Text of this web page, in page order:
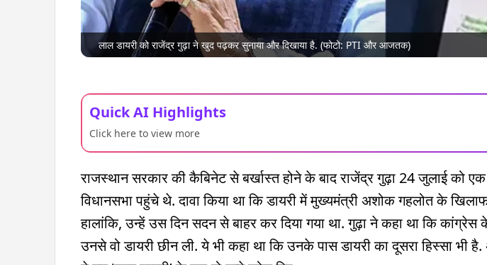
लाल डायरी को राजेंद्र गुढ़ा ने खुद पढ़कर सुनाया और दिखाया है. (फोटो: PTI और आजतक)
Quick AI Highlights
Click here to view more
राजस्थान सरकार की कैबिनेट से बर्खास्त होने के बाद राजेंद्र गुढ़ा 24 जुलाई को
विधानसभा पहुंचे थे. दावा किया था कि डायरी में मुख्यमंत्री अशोक गहलोत के
हालांकि, उन्हें उस दिन सदन से बाहर कर दिया गया था. गुढ़ा ने कहा था कि कांग्रेस
उनसे वो डायरी छीन ली. ये भी कहा था कि उनके पास डायरी का दूसरा हिस्सा भी